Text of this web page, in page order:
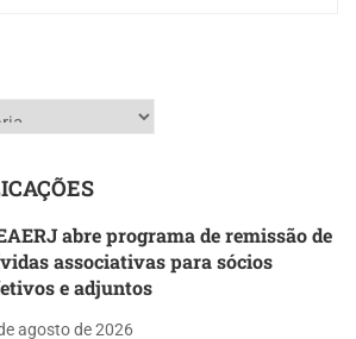
abre programa de remissão de
associativas para sócios
e adjuntos
agosto de 2026